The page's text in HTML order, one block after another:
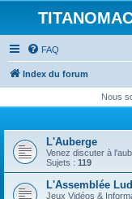
FAQ
Index du forum
Nous
L'Auberge
Venez discuter à
Sujets : 119
L'Assemblée
Jeux Vidéos &